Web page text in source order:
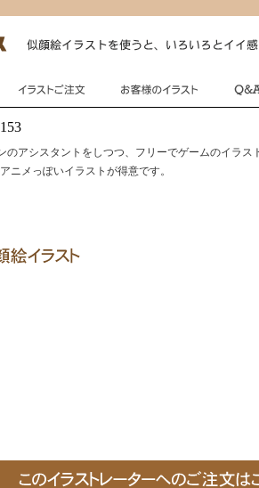
のアシスタントをしつつ、フリーでゲームのイラス
ニメっぽいイラストが得意です。